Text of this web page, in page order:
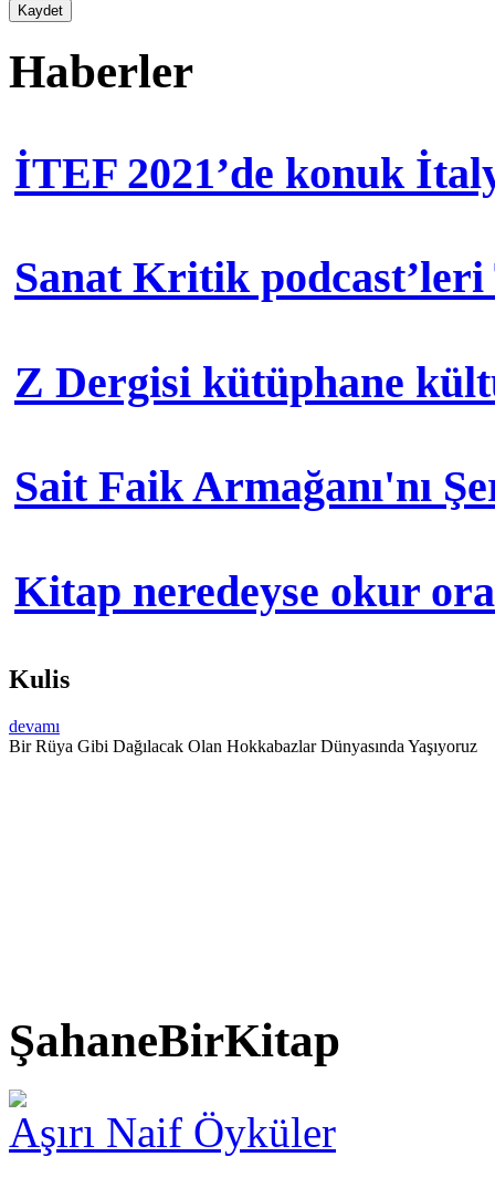
Haberler
İTEF 2021’de konuk
Sanat Kritik podcast’leri
Z Dergisi kütüphane
Sait Faik Armağanı'nı
Kitap neredeyse okur
Kulis
devamı
Bir Rüya Gibi Dağılacak Olan Hokkabazlar Dünyasında Yaşıyoruz
ŞahaneBirKitap
Aşırı Naif Öyküler